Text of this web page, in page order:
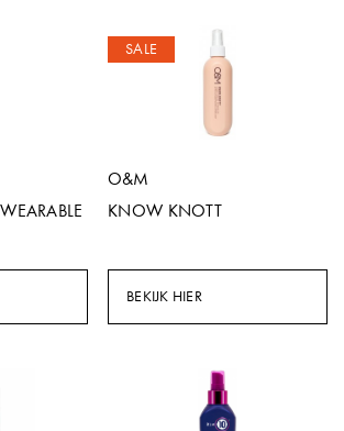
SALE
O&M
KNOW KNOTT
BEKIJK HIER